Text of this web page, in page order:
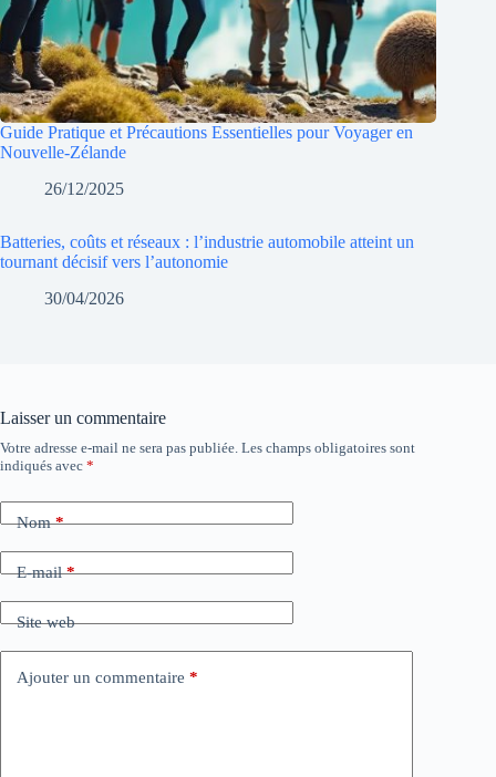
Guide Pratique et Précautions Essentielles pour Voyager en
Nouvelle-Zélande
26/12/2025
Batteries, coûts et réseaux : l’industrie automobile atteint un
tournant décisif vers l’autonomie
30/04/2026
Laisser un commentaire
Votre adresse e-mail ne sera pas publiée. Les champs obligatoires sont
indiqués avec *
Nom*
E-mail*
Site web
Ajouter un commentaire *